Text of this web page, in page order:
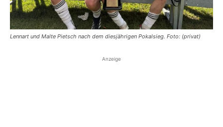
Lennart und Malte Pietsch nach dem diesjährigen Pokalsieg. Foto: (privat)
Anzeige